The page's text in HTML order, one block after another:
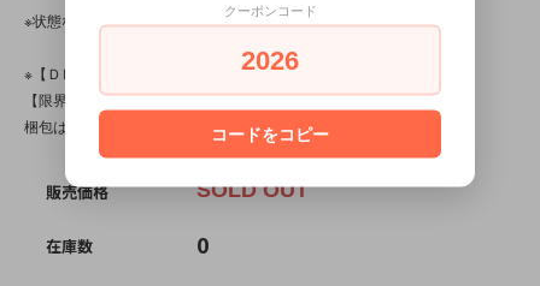
※状態など気になる点がある方は、お気軽にお問い合わせ下さい。
※【ＤＭ便対応商品】です。
【限界個数】は【4冊/点】･【送料】は130円です。
梱包は、茶封筒＋(台紙＋透明袋(※１冊毎))です。
販売価格 SOLD OUT
在庫数 0
クーポンコード
2026
コードをコピー